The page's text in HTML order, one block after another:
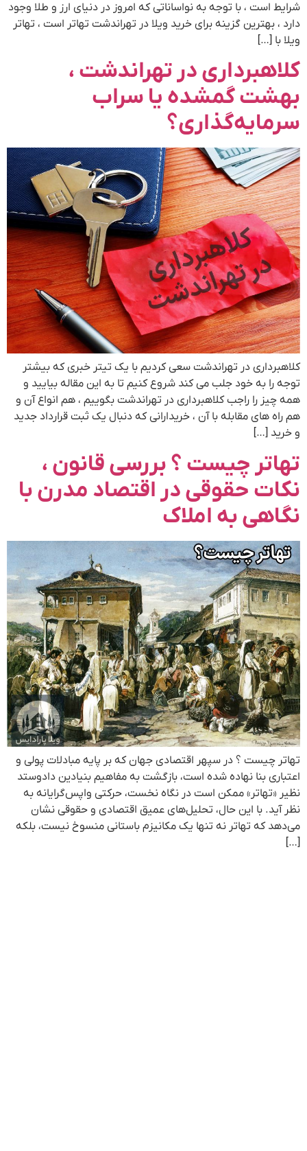
شرایط است ، با توجه به نواساناتی که امروز در دنیای ارز و طلا وجود
دارد ، بهترین گزینه برای خرید ویلا در تهراندشت تهاتر است ، تهاتر
ویلا با […]
کلاهبرداری در تهراندشت ،
بهشت گمشده یا سراب
سرمایه‌گذاری؟
کلاهبرداری در تهراندشت سعی کردیم با یک تیتر خبری که بیشتر
توجه را به خود جلب می کند شروع کنیم تا به این مقاله بیایید و
همه چیز را راجب کلاهبرداری در تهراندشت بگوییم ، هم انواع آن و
هم راه های مقابله با آن ، خریدارانی که دنبال یک ثبت قرارداد جدید
و خرید […]
تهاتر چیست ؟ بررسی قانون ،
نکات حقوقی در اقتصاد مدرن با
نگاهی به املاک
تهاتر چیست ؟ در سپهر اقتصادی جهان که بر پایه مبادلات پولی و
اعتباری بنا نهاده شده است، بازگشت به مفاهیم بنیادین دادوستد
نظیر «تهاتر» ممکن است در نگاه نخست، حرکتی واپس‌گرایانه به
نظر آید. با این حال، تحلیل‌های عمیق اقتصادی و حقوقی نشان
می‌دهد که تهاتر نه تنها یک مکانیزم باستانی منسوخ نیست، بلکه
[…]